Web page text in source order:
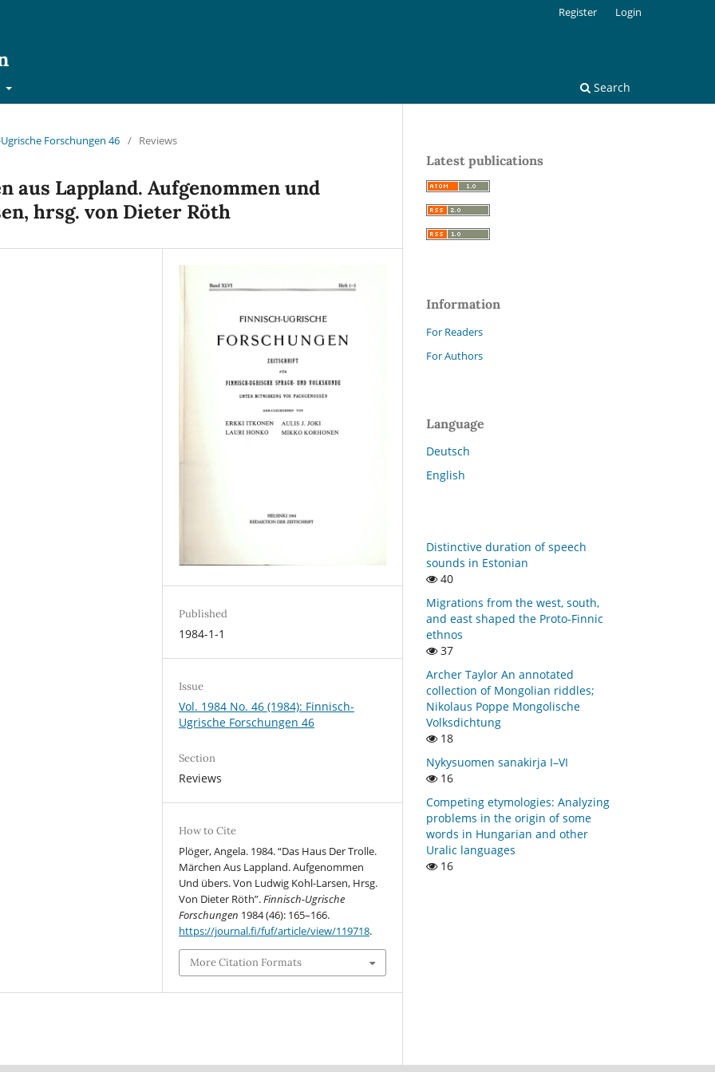
Search
Register Login
Forschungen 46 / Reviews
aus Lappland. Aufgenommen und
hrsg. von Dieter Röth
Published
1984-1-1
Issue
Vol. 1984 No. 46 (1984): Finnisch-
Ugrische Forschungen 46
Section
Reviews
How to Cite
Plöger, Angela. 1984. “Das Haus Der Trolle.
Märchen Aus Lappland. Aufgenommen
Und übers. Von Ludwig Kohl-Larsen, Hrsg.
Von Dieter Röth”.Finnisch-Ugrische
Forschungen 1984 (46): 165–166.
https://journal.fi/fuf/article/view/119718.
More Citation Formats
Latest publications
Information
For Readers
For Authors
Language
Deutsch
English
Distinctive duration of speech
sounds in Estonian
40
Migrations from the west, south,
and east shaped the Proto-Finnic
ethnos
37
Archer Taylor An annotated
collection of Mongolian riddles;
Nikolaus Poppe Mongolische
Volksdichtung
18
Nykysuomen sanakirja I–VI
16
Competing etymologies: Analyzing
problems in the origin of some
words in Hungarian and other
Uralic languages
16